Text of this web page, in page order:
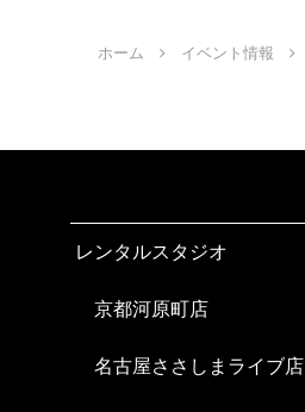
ホーム イベント情報
レンタルスタジオ
京都河原町店
名古屋ささしまライブ店